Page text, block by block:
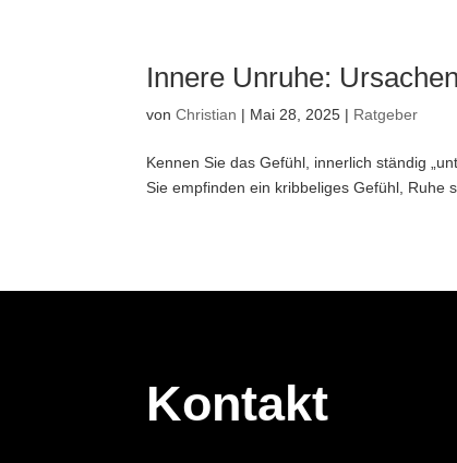
Innere Unruhe:
vonChristian | Mai 28, 2025 | Ratgeber
Kennen Sie das Gefühl, innerlich ständig
Sie empfinden ein kribbeliges Gefühl, Ruhe
Kontakt